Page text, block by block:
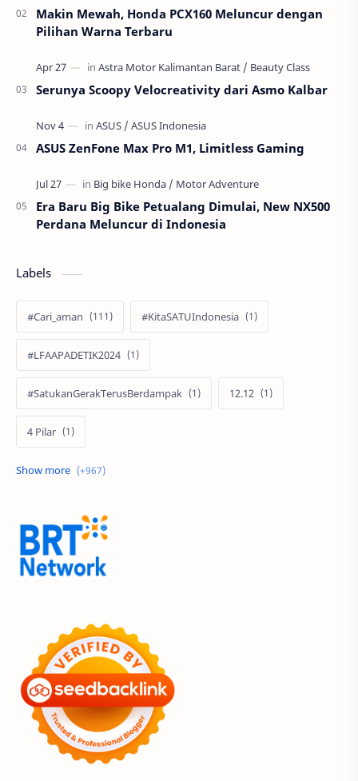
Makin Mewah, Honda PCX160 Meluncur dengan
Pilihan Warna Terbaru
Serunya Scoopy Velocreativity dari Asmo Kalbar
ASUS ZenFone Max Pro M1, Limitless Gaming
Era Baru Big Bike Petualang Dimulai, New NX500
Perdana Meluncur di Indonesia
Labels
#Cari_aman #KitaSATUIndonesia
#LFAAPADETIK2024
#SatukanGerakTerusBerdampak 12.12
4 Pilar
60 Tahun
Acer Edu Tech 2024
Adira Finance
Adventorial Aedes Aegypti
AHASS Pontianak AHASS Siaga
AHDC 2026 AHM